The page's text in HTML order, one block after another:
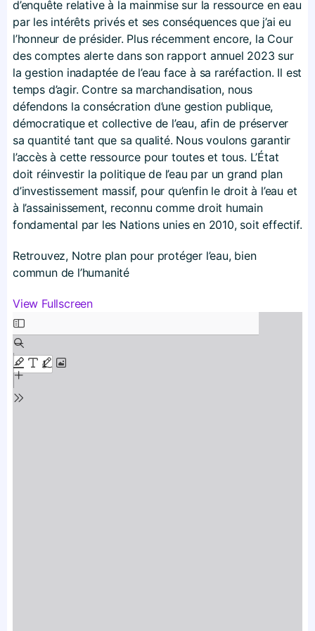
d’enquête relative à la mainmise sur la ressource en eau
par les intérêts privés et ses conséquences que j’ai eu
l’honneur de présider. Plus récemment encore, la Cour
des comptes alerte dans son rapport annuel 2023 sur
la gestion inadaptée de l’eau face à sa raréfaction. Il est
temps d’agir. Contre sa marchandisation, nous
défendons la consécration d’une gestion publique,
démocratique et collective de l’eau, afin de préserver
sa quantité tant que sa qualité. Nous voulons garantir
l’accès à cette ressource pour toutes et tous. L’État
doit réinvestir la politique de l’eau par un grand plan
d’investissement massif, pour qu’enfin le droit à l’eau et
à l’assainissement, reconnu comme droit humain
fondamental par les Nations unies en 2010, soit effectif.
Retrouvez, Notre plan pour protéger l’eau, bien
commun de l’humanité
View Fullscreen